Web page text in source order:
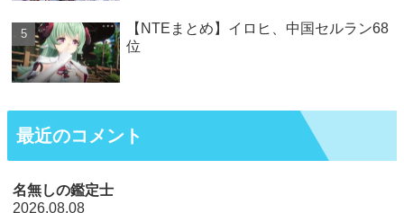
【NTEまとめ】イロヒ、中国セルラン68
位
最近のコメント
名無しの鑑定士
2026.08.08